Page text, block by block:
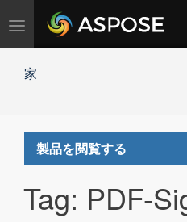
ナ
ー
替
家
製品を閲覧する
Tag: PDF-